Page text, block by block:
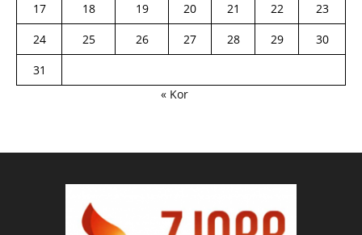
17
18 19 20 21 22
23
24
25 26 27 28 29
30
31
« Kor